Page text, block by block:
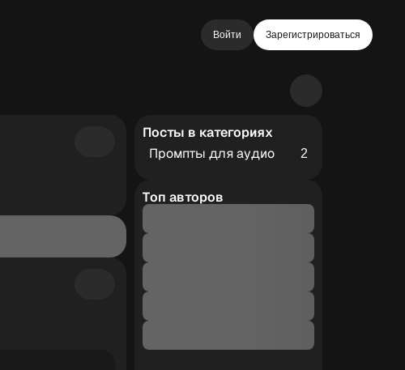
Войти Зарегистрироваться
Посты в категориях
Промпты для аудио
2
Топ авторов